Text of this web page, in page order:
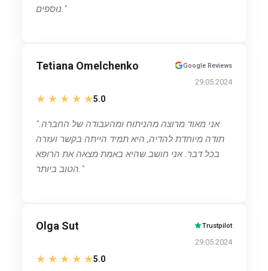
נוספים.
Tetiana Omelchenko Google Reviews
29.05.2024
★ ★ ★ ★ ★5.0
אני מאוד מרוצה מהניתוח ומהעבודה של החברה.
תודה מיוחדת להדיה, היא תמיד הייתה בקשר ועזרה
בכל דבר. אני חושב שהיא באמת מצאה את הרופא
הטוב ביותר.
Olga Sut Trustpilot
29.05.2024
★ ★ ★ ★ ★5.0